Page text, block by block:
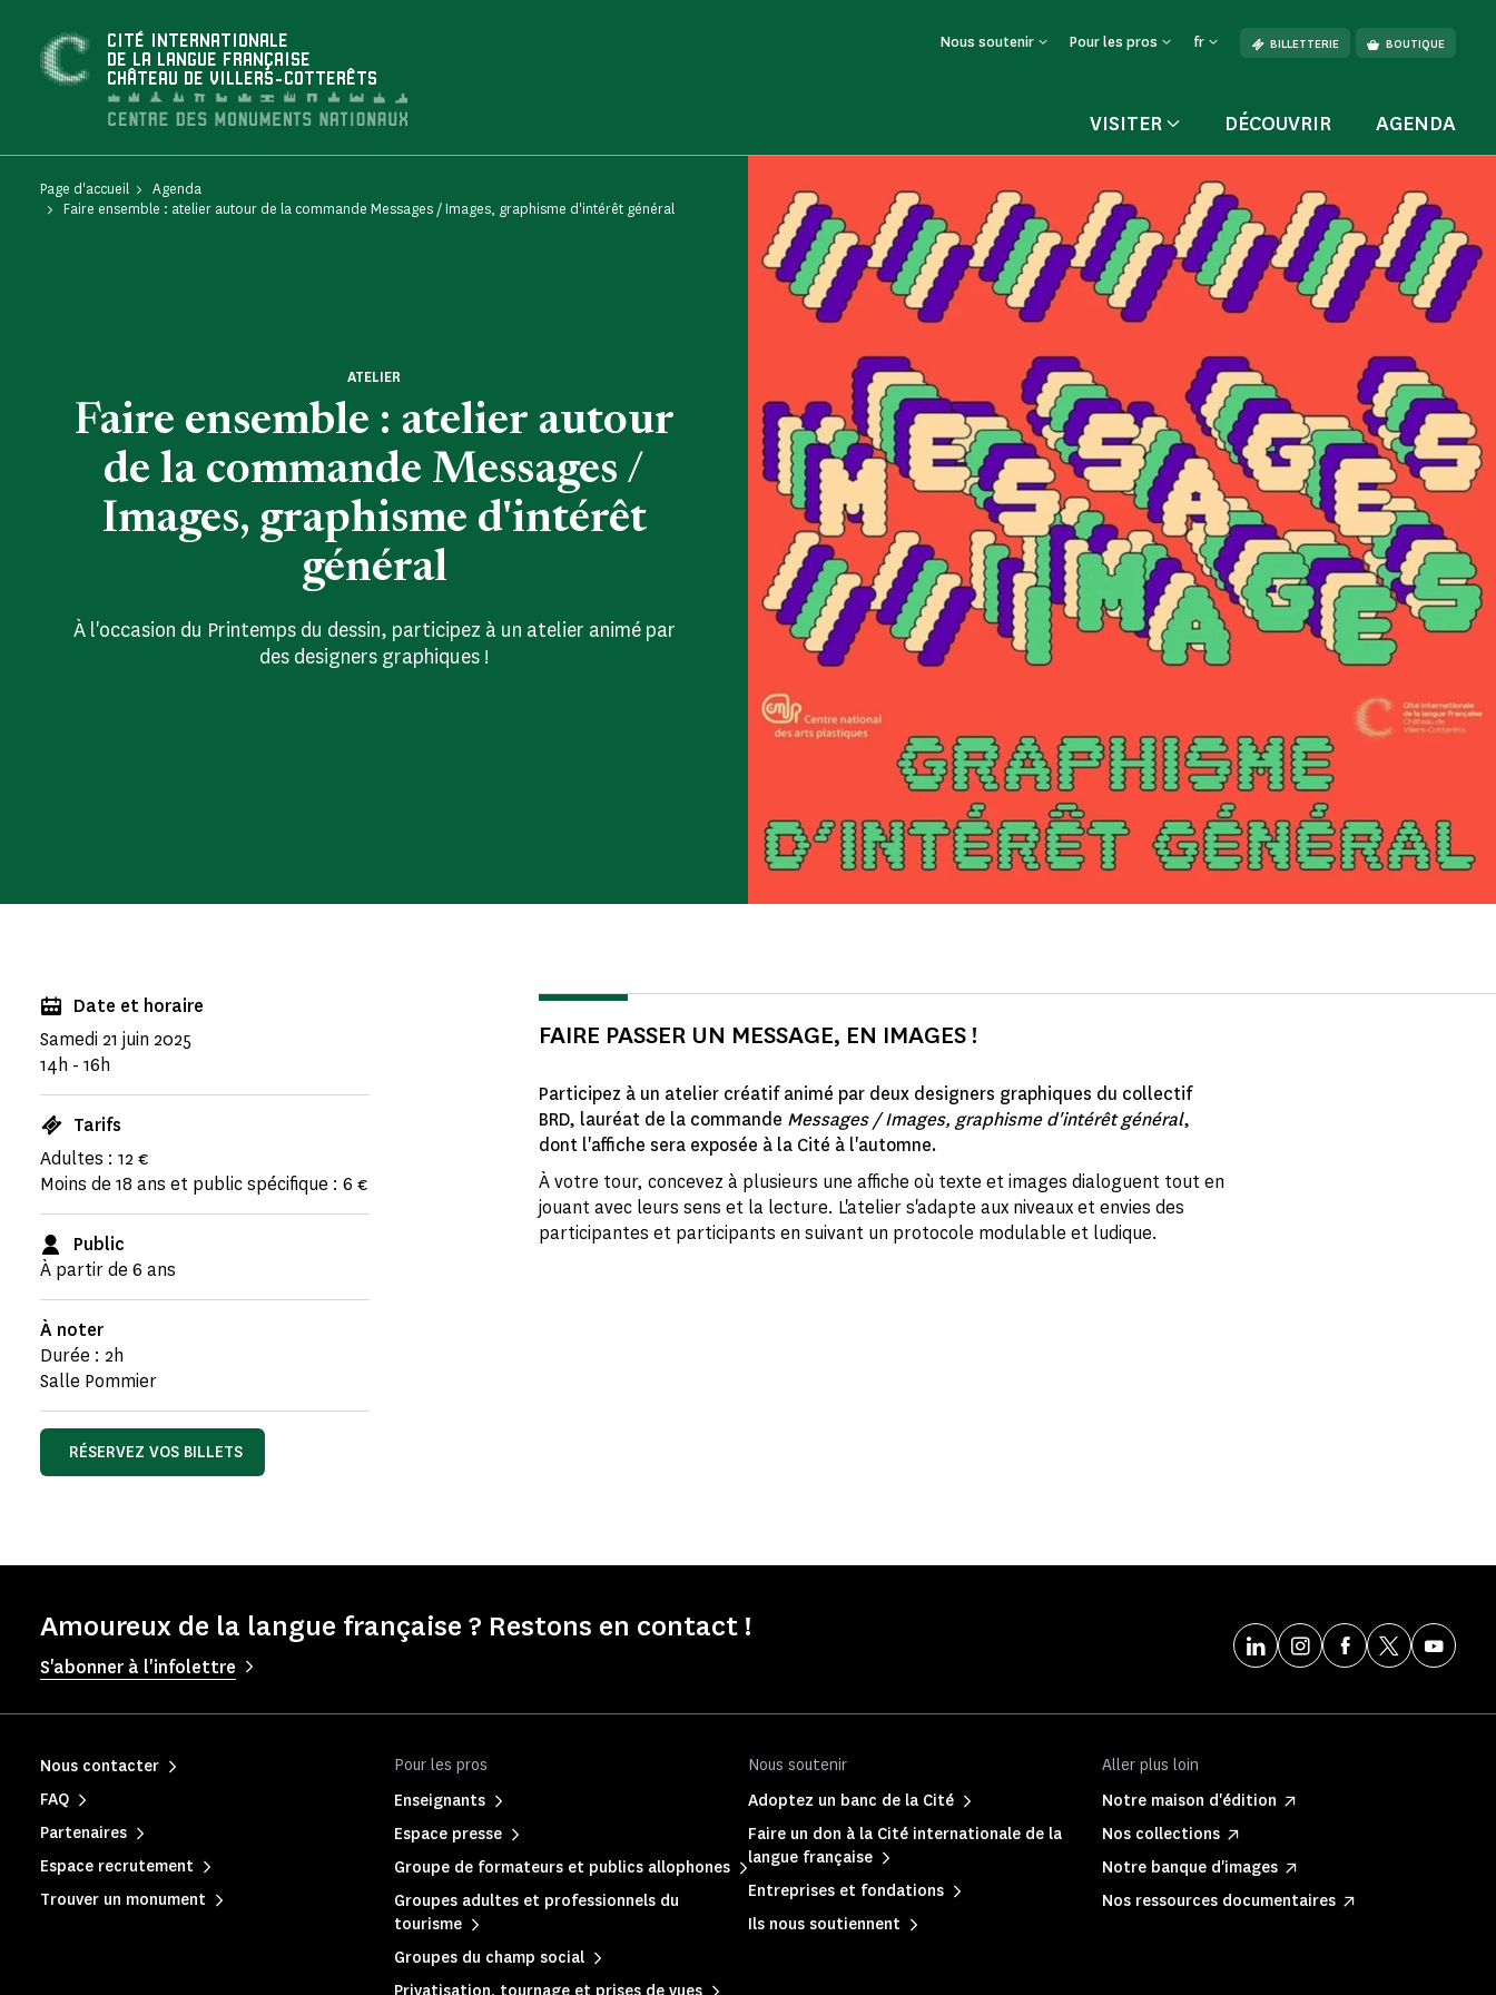
CITÉ INTERNATIONALE
DE LA LANGUE FRANÇAISE
CHÂTEAU DE VILLERS-COTTERÊTS
Nous soutenir Pour les pros fr BILLETTERIE BOUTIQUE
VISITER DÉCOUVRIR AGENDA
Page d'accueil
Agenda
Faire ensemble : atelier autour de la commande Messages / Images, graphisme d'intérêt général
Faire ensemble : atelier autour
de la commande Messages /
Images, graphisme d'intérêt
général
ATELIER
À l'occasion du Printemps du dessin, participez à un atelier animé par
des designers graphiques !
Date et horaire
Samedi 21 juin 2025
14h - 16h
Tarifs
Adultes : 12 €
Moins de 18 ans et public spécifique : 6 €
Public
À partir de 6 ans
À noter
Durée : 2h
Salle Pommier
RÉSERVEZ VOS BILLETS
FAIRE PASSER UN MESSAGE, EN IMAGES !
Participez à un atelier créatif animé par deux designers graphiques du collectif
BRD, lauréat de la commande Messages / Images, graphisme d'intérêt général,
dont l'affiche sera exposée à la Cité à l'automne.
À votre tour, concevez à plusieurs une affiche où texte et images dialoguent tout en
jouant avec leurs sens et la lecture. L'atelier s'adapte aux niveaux et envies des
participantes et participants en suivant un protocole modulable et ludique.
Amoureux de la langue française ? Restons en contact !
S'abonner à l'infolettre
Pour les pros
Enseignants
Espace presse
Groupe de formateurs et publics allophones
Groupes adultes et professionnels du
tourisme
Groupes du champ social
Nous soutenir
Adoptez un banc de la Cité
Faire un don à la Cité internationale de la
langue française
Entreprises et fondations
Ils nous soutiennent
Aller plus loin
Notre maison d'édition
Nos collections
Notre banque d'images
Nos ressources documentaires
Nous contacter
FAQ
Partenaires
Espace recrutement
Trouver un monument